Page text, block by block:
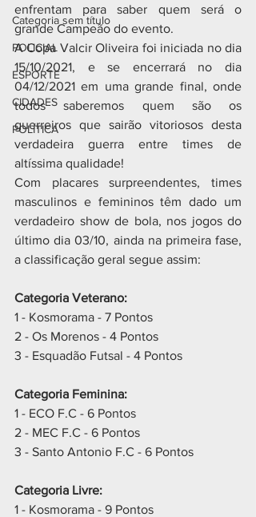
Categoria sem título
POLICIAL
ESPORTE
CIDADES
POLÍTICA
enfrentam para saber quem será o
grande Campeão do evento.
A Copa Valcir Oliveira foi iniciada no dia
15/10/2021, e se encerrará no dia
04/12/2021 em uma grande final, onde
todos saberemos quem são os
guerreiros que sairão vitoriosos desta
verdadeira guerra entre times de
altíssima qualidade!
Com placares surpreendentes, times
masculinos e femininos têm dado um
verdadeiro show de bola, nos jogos do
último dia 03/10, ainda na primeira fase,
a classificação geral segue assim:
Categoria Veterano:
1 - Kosmorama - 7 Pontos
2 - Os Morenos - 4 Pontos
3 - Esquadão Futsal - 4 Pontos
Categoria Feminina:
1 - ECO F.C - 6 Pontos
2 - MEC F.C - 6 Pontos
3 - Santo Antonio F.C - 6 Pontos
Categoria Livre:
1 - Kosmorama - 9 Pontos